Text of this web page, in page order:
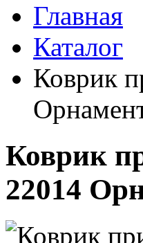
Главная
Каталог
Коврик
Коврик
22014